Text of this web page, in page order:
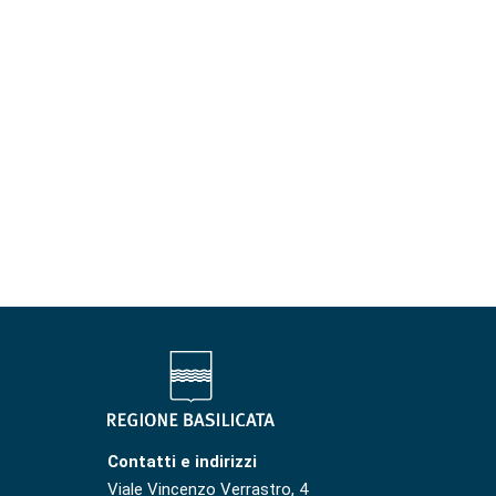
Contatti e indirizzi
Viale Vincenzo Verrastro, 4